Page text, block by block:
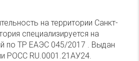
на территории Санкт-
специализируется на
по ТР ЕАЭС 045/2017 . Выдан
РОСС RU.0001.21АУ24.